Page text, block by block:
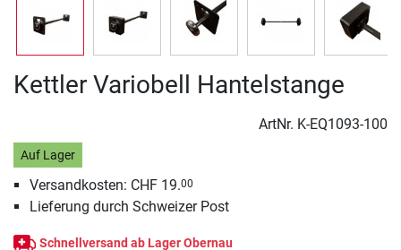
Kettler Variobell Hantelstange
ArtNr. K-EQ1093-100
Auf Lager
Versandkosten: CHF 19.00
Lieferung durch Schweizer Post
Schnellversand ab Lager Obernau